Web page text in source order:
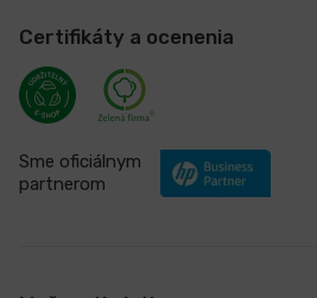
Certifikáty a ocenenia
Sme oficiálnym
partnerom